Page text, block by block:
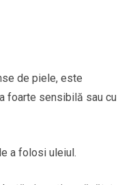
de piele, este
foarte sensibilă sau cu
a folosi uleiul.